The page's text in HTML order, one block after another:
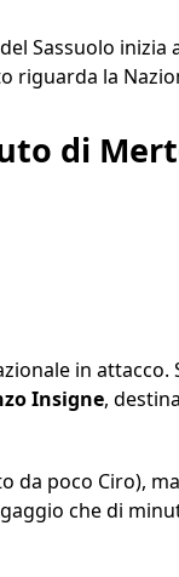
Sassuolo inizia
riguarda la
di
in attacco.
Insigne,
da poco Ciro),
che di